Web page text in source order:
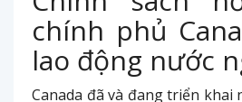
chính phủ
lao động nước
Canada đã và đang triển khai